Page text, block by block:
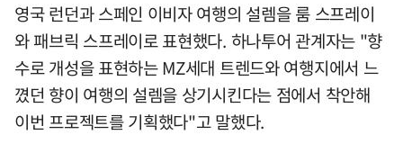
영국 런던과 스페인 이비자 여행의 설렘을 룸 스프레이
와 패브릭 스프레이로 표현했다. 하나투어 관계자는 "향
수로 개성을 표현하는 MZ세대 트렌드와 여행지에서 느
꼈던 향이 여행의 설렘을 상기시킨다는 점에서 착안해
이번 프로젝트를 기획했다"고 말했다.